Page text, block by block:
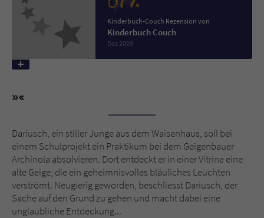
Kinderbuch-Couch Rezension von
Kinderbuch Couch
Dez 2009
Dariusch, ein stiller Junge aus dem Waisenhaus, soll bei
einem Schulprojekt ein Praktikum bei dem Geigenbauer
Archinola absolvieren. Dort entdeckt er in einer Vitrine eine
alte Geige, die ein geheimnisvolles bläuliches Leuchten
verströmt. Neugierig geworden, beschliesst Dariusch, der
Sache auf den Grund zu gehen und macht dabei eine
unglaubliche Entdeckung...
tx_pwcomments_ahash
Name fe_typo_user
Anbieter Literatur-Couch Medien GmbH & Co. KG
Laufzeit Session